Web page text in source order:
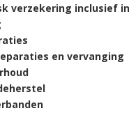
verzekering inclusief
en vervanging